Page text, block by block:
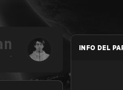
-
INFO DEL